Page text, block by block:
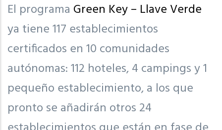
El programa Green Key – Llave Verde
ya tiene 117 establecimientos
certificados en 10 comunidades
autónomas: 112 hoteles, 4 campings y 1
pequeño establecimiento, a los que
pronto se añadirán otros 24